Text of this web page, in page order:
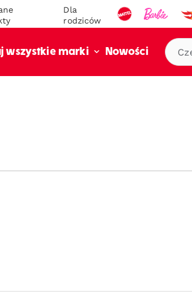
Dla
rodziców
wszystkie marki Nowości